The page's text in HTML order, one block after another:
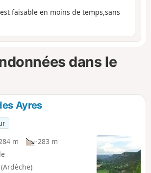
faisable en moins de temps,sans
dans le
Ayres
m
-283 m